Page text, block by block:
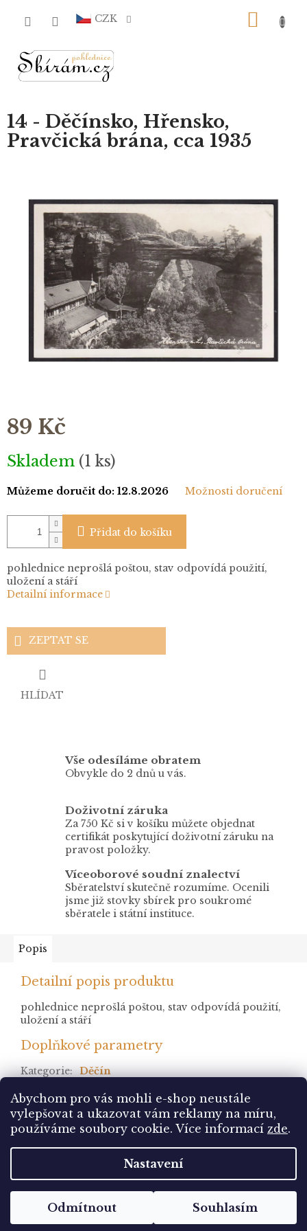
Abychom pro vás mohli e-shop neustále
vylepšovat a ukazovat vám reklamy na míru,
používáme soubory cookie. Více informací zde.
Nastavení
Odmítnout Souhlasím
CZK
14 - Děčínsko, Hřensko,
Pravčická brána, cca 1935
89 Kč
Měrná
cena:
Skladem (1 ks)
Můžeme doručit do: 12.8.2026 Možnosti doručení
Přidat do košíku
pohlednice neprošlá poštou, stav odpovídá použití,
uložení a stáří
Detailní informace
ZEPTAT SE
HLÍDAT
Vše odesíláme obratem
Obvykle do 2 dnů u vás.
Doživotní záruka
Za 750 Kč si v košíku můžete objednat
certifikát poskytující doživotní záruku na
pravost položky.
Víceoborové soudní znalectví
Sběratelství skutečně rozumíme. Ocenili
jsme již stovky sbírek pro soukromé
sběratele i státní instituce.
Popis
Detailní popis produktu
pohlednice neprošlá poštou, stav odpovídá použití,
uložení a stáří
Doplňkové parametry
Kategorie: Děčín
Copyright 2026Pohlednice Sbírám.cz. Všechna
práva vyhrazena.
Upravit nastavení cookies